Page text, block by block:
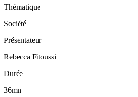
Thématique
Société
Présentateur
Rebecca Fitoussi
Durée
36mn